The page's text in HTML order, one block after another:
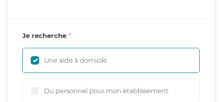
Je recherche
Une aide à domicile
Du personnel pour mon établissement